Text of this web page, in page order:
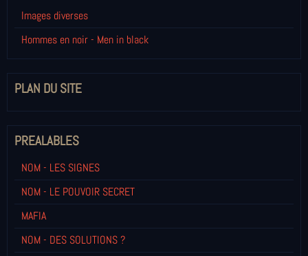
Images diverses
Hommes en noir - Men in black
PLAN DU SITE
PREALABLES
NOM - LES SIGNES
NOM - LE POUVOIR SECRET
MAFIA
NOM - DES SOLUTIONS ?